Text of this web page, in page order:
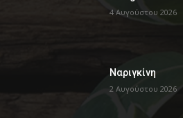
4 Αυγούστου 2026
Ναριγκίνη
2 Αυγούστου 2026